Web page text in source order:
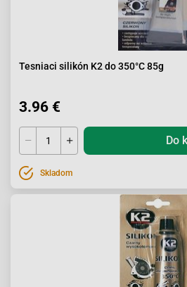
Tesniaci silikón K2 do 350°C 85g
3.96 €
Do
Skladom